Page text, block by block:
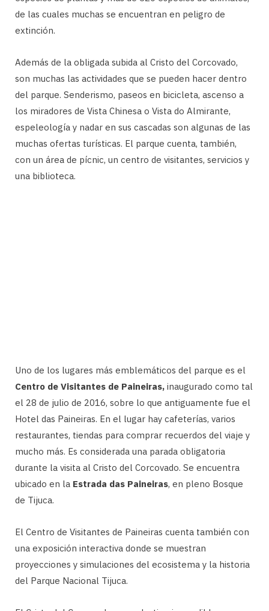
de las cuales muchas se encuentran en peligro de
extinción.
Además de la obligada subida al Cristo del Corcovado,
son muchas las actividades que se pueden hacer dentro
del parque. Senderismo, paseos en bicicleta, ascenso a
los miradores de Vista Chinesa o Vista do Almirante,
espeleología y nadar en sus cascadas son algunas de las
muchas ofertas turísticas. El parque cuenta, también,
con un área de pícnic, un centro de visitantes, servicios y
una biblioteca.
Uno de los lugares más emblemáticos del parque es el
Centro de Visitantes de Paineiras, inaugurado como tal
el 28 de julio de 2016, sobre lo que antiguamente fue el
Hotel das Paineiras. En el lugar hay cafeterías, varios
restaurantes, tiendas para comprar recuerdos del viaje y
mucho más. Es considerada una parada obligatoria
durante la visita al Cristo del Corcovado. Se encuentra
ubicado en la Estrada das Paineiras, en pleno Bosque
de Tijuca.
El Centro de Visitantes de Paineiras cuenta también con
una exposición interactiva donde se muestran
proyecciones y simulaciones del ecosistema y la historia
del Parque Nacional Tijuca.